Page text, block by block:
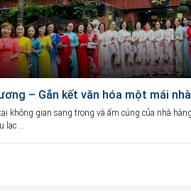
– Gắn kết văn hóa một mái nhà
không gian sang trọng và ấm cúng của nhà
lạc …